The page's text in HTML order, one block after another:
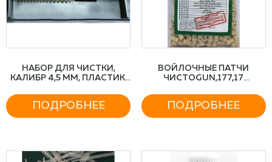
НАБОР ДЛЯ ЧИСТКИ,
КАЛИБР 4,5 ММ, ПЛАСТИК.
ПОДРОБНЕЕ
ВОЙЛОЧНЫЕ ПАТЧИ
ЧИСТОGUN,177,17
ПОДРОБНЕЕ